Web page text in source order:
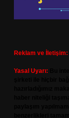
Reklam ve İletişim:
Yasal Uyarı: